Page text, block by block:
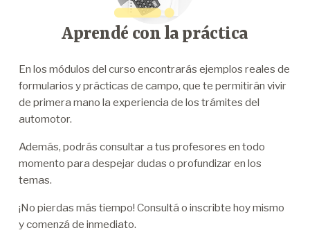
Aprendé con la práctica
En los módulos del curso encontrarás ejemplos reales de
formularios y prácticas de campo, que te permitirán vivir
de primera mano la experiencia de los trámites del
automotor.
Además, podrás consultar a tus profesores en todo
momento para despejar dudas o profundizar en los
temas.
¡No pierdas más tiempo! Consultá o inscribte hoy mismo
y comenzá de inmediato.